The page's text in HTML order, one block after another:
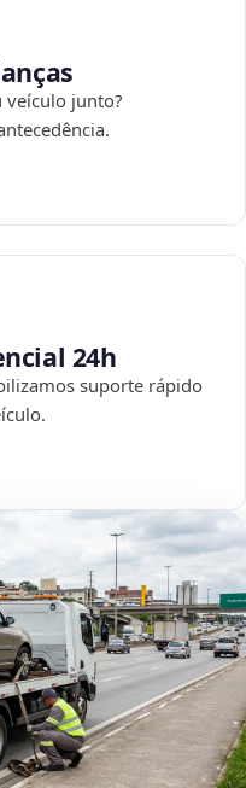
veículo junto?
24h
suporte rápido